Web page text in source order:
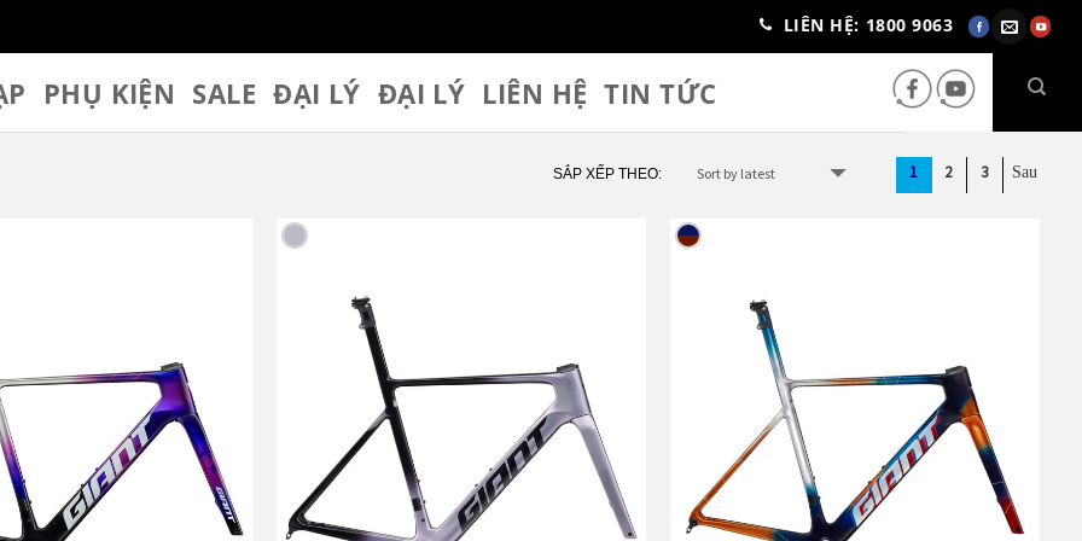
LIÊN HỆ: 1800 9063
PHỤ KIỆN SALE ĐẠI LÝ ĐẠI LÝ LIÊN HỆ TIN TỨC
SẮP XẾP THEO: 1 2 3